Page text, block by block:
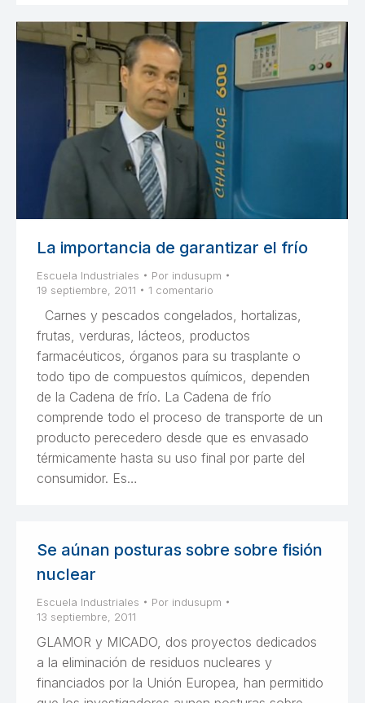
La importancia de garantizar el frío
Escuela Industriales Por indusupm
19 septiembre, 2011
1 comentario
Carnes y pescados congelados, hortalizas,
frutas, verduras, lácteos, productos
farmacéuticos, órganos para su trasplante o
todo tipo de compuestos químicos, dependen
de la Cadena de frío. La Cadena de frío
comprende todo el proceso de transporte de un
producto perecedero desde que es envasado
térmicamente hasta su uso final por parte del
consumidor. Es…
Se aúnan posturas sobre sobre fisión
nuclear
Escuela Industriales Por indusupm
13 septiembre, 2011
GLAMOR y MICADO, dos proyectos dedicados
a la eliminación de residuos nucleares y
financiados por la Unión Europea, han permitido